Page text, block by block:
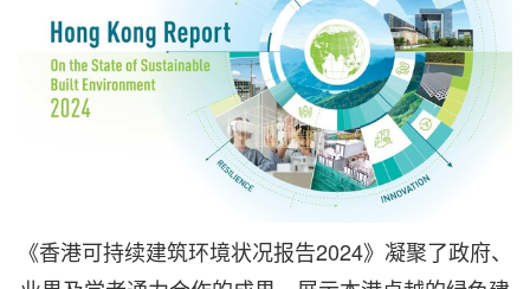
《香港可持续建筑环境状况报告2024》凝聚了政府、